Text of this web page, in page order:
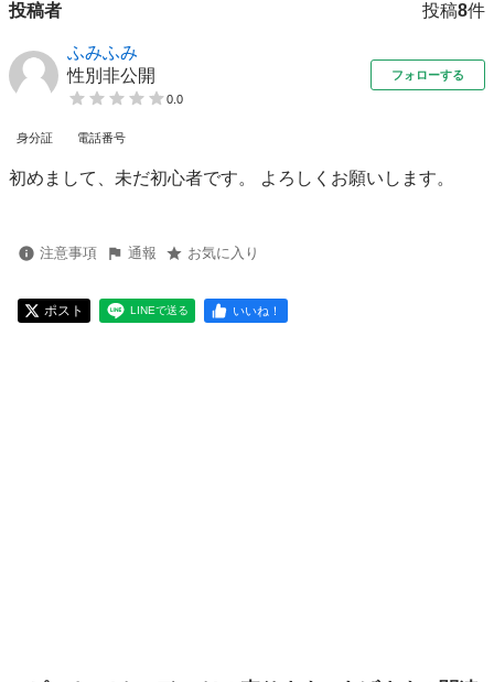
投稿者 投稿8件
ふみふみ
性別非公開
0.0
フォローする
身分証 電話番号
初めまして、未だ初心者です。 よろしくお願いします。
注意事項 通報 お気に入り
ポスト LINEで送る いいね！